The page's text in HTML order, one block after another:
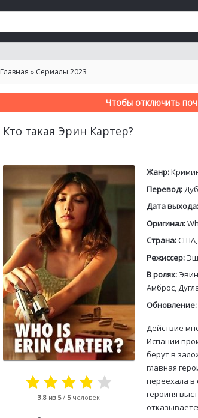
Главная » Сериалы 2023
Чтобы отключить
Кто такая Эрин Картер?
3.8 из 5/ 5 человек
Жанр:
Перевод:
Дата выхода:
Оригинал:
Страна:США,
Режиссер:
В ролях:
Амброс,
Обновление:
Действие
Испании
берут в
главная
переехала в
героиня